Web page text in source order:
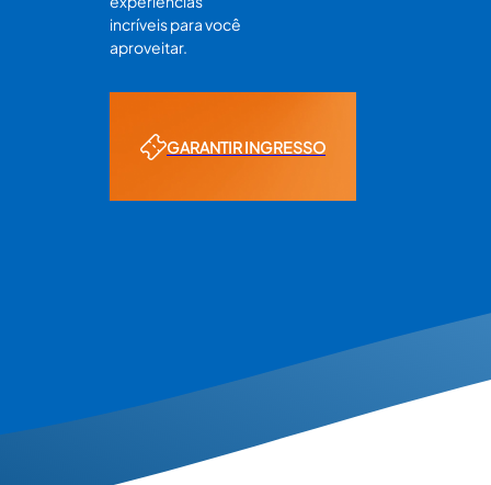
incríveis para você
aproveitar.
GARANTIR INGRESSO